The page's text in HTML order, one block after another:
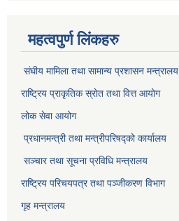
महत्वपुर्ण लिंकहरु
संघीय मामिला तथा सामान्य प्रशासन मन्त्रालय
राष्ट्रिय प्राकृतिक स्राेत तथा वित्त आयोग
लोक सेवा आयोग
प्रधानमन्त्री तथा मन्त्रीपरिषद्को कार्यालय
सञ्‍चार तथा सूचना प्रविधि मन्त्रालय
राष्ट्रिय परिचयपत्र तथा पञ्जीकरण विभाग​
गृह मन्त्रालय